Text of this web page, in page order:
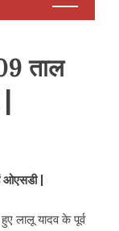
ताल
|
लालू यादव के पूर्व